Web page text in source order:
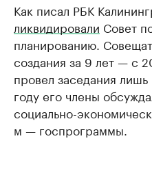
Как писал РБК
ликвидировали Совет
планированию.
создания за 9 лет — с
провел заседания
году его члены
социально-
м — госпрограммы.